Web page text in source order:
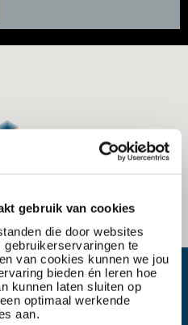
gebruik van cookies
die door websites
te
van cookies kunnen we jou
bieden én leren hoe
kunnen laten sluiten op
optimaal werkende
aan.